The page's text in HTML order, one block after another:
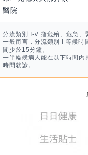
醫院
分流類別 I-V 指危殆、危急、
一般而言，分流類別 I 等候時
間少於15分鐘。
一半輪候病人能在以下時間內
時間就診。